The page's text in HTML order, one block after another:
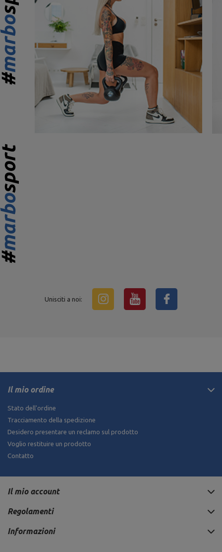
Unisciti a noi:
Il mio ordine
Stato dell'ordine
Tracciamento della spedizione
Desidero presentare un reclamo sul prodotto
Voglio restituire un prodotto
Contatto
Il mio account
Regolamenti
Informazioni